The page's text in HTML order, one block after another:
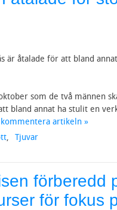
är åtalade för att bland
som de två männen
bland annat ha stulit en
artikeln »
,
Tjuvar
förberedd
för fokus